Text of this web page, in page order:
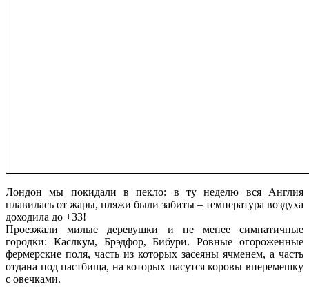
Лондон мы покидали в пекло: в ту неделю вся Англия
плавилась от жары, пляжи были забиты – температура воздуха
доходила до +33!
Проезжали милые деревушки и не менее симпатичные
городки: Каслкум, Брэдфор, Бибури. Ровные огороженные
фермерские поля, часть из которых засеяны ячменем, а часть
отдана под пастбища, на которых пасутся коровы вперемешку
с овечками.